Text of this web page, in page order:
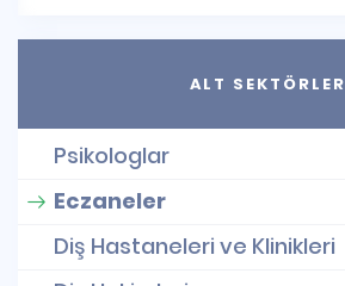
ALT SEKTÖRLER
Psikologlar
Eczaneler
Diş Hastaneleri ve Klinikleri